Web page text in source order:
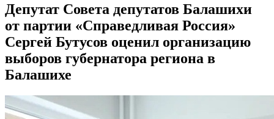
Депутат Совета депутатов Балашихи
от партии «Справедливая Россия»
Сергей Бутусов оценил организацию
выборов губернатора региона в
Балашихе